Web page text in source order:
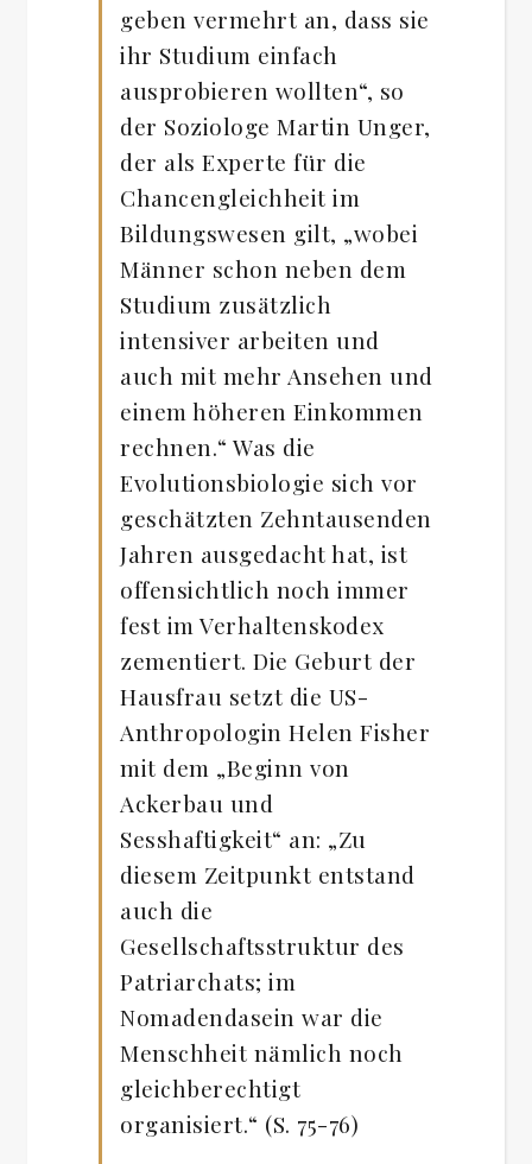
geben vermehrt an, dass sie
ihr Studium einfach
ausprobieren wollten“, so
der Soziologe Martin Unger,
der als Experte für die
Chancengleichheit im
Bildungswesen gilt, „wobei
Männer schon neben dem
Studium zusätzlich
intensiver arbeiten und
auch mit mehr Ansehen und
einem höheren Einkommen
rechnen.“ Was die
Evolutionsbiologie sich vor
geschätzten Zehntausenden
Jahren ausgedacht hat, ist
offensichtlich noch immer
fest im Verhaltenskodex
zementiert. Die Geburt der
Hausfrau setzt die US-
Anthropologin Helen Fisher
mit dem „Beginn von
Ackerbau und
Sesshaftigkeit“ an: „Zu
diesem Zeitpunkt entstand
auch die
Gesellschaftsstruktur des
Patriarchats; im
Nomadendasein war die
Menschheit nämlich noch
gleichberechtigt
organisiert.“ (S. 75-76)